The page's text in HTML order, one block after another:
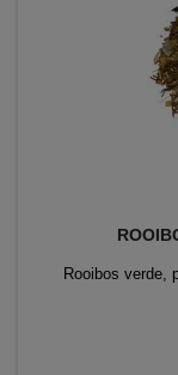
Rooibos verde,